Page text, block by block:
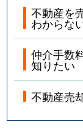
不動産を
わからな
仲介手数
知りたい
不動産売